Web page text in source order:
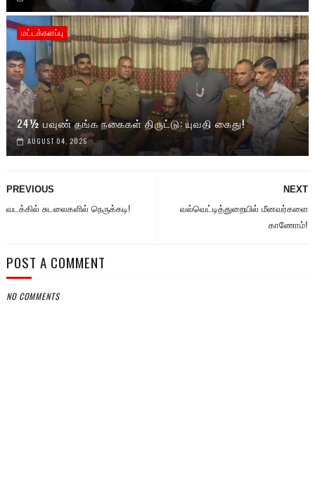
மட்டக்களப்பு
24½ பவுண் தங்க நகைகள் திருட்டு: யுவதி கைது!
AUGUST 04, 2026
NEXT
வல்வெட்டித்துறையில் மீனவர்களை
காணோம்!
PREVIOUS
வடக்கில் சுடலைகளில் நெருக்கடி!
POST A COMMENT
NO COMMENTS